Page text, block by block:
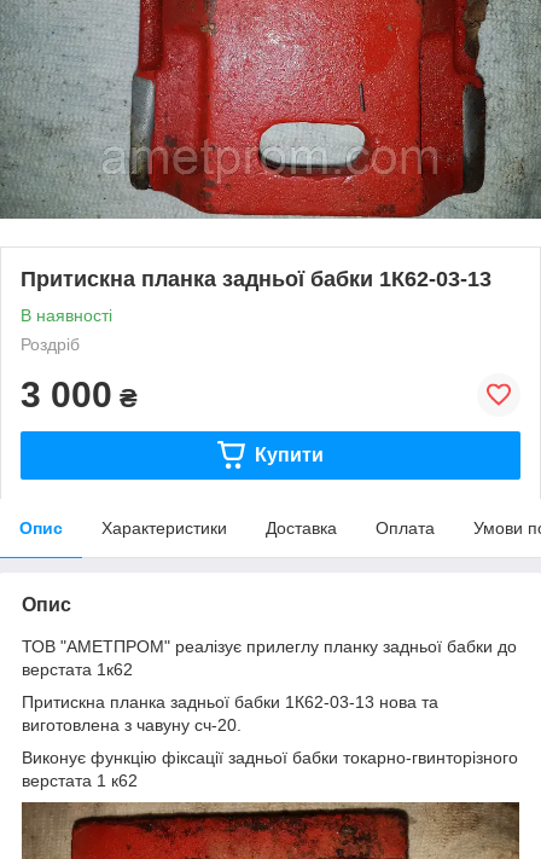
Притискна планка задньої бабки 1К62-03-13
В наявності
Роздріб
3 000 ₴
Купити
Опис Характеристики Доставка Оплата Умови
Опис
ТОВ "АМЕТПРОМ" реалізує прилеглу планку задньої бабки до
верстата 1к62
Притискна планка задньої бабки 1К62-03-13 нова та
виготовлена з чавуну сч-20.
Виконує функцію фіксації задньої бабки токарно-гвинторізного
верстата 1 к62